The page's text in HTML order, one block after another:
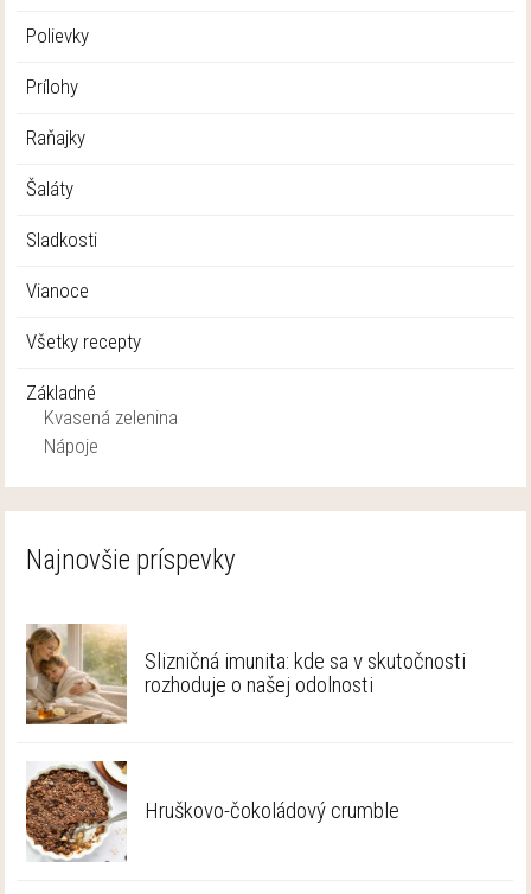
Polievky
Prílohy
Raňajky
Šaláty
Sladkosti
Vianoce
Všetky recepty
Základné
Kvasená zelenina
Nápoje
Najnovšie príspevky
Slizničná imunita: kde sa v skutočnosti
rozhoduje o našej odolnosti
Hruškovo-čokoládový crumble